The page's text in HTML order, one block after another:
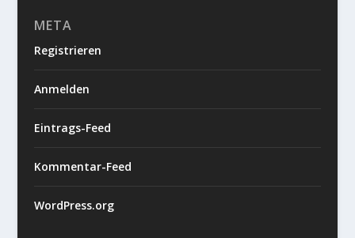
META
Registrieren
Anmelden
Eintrags-Feed
Kommentar-Feed
WordPress.org